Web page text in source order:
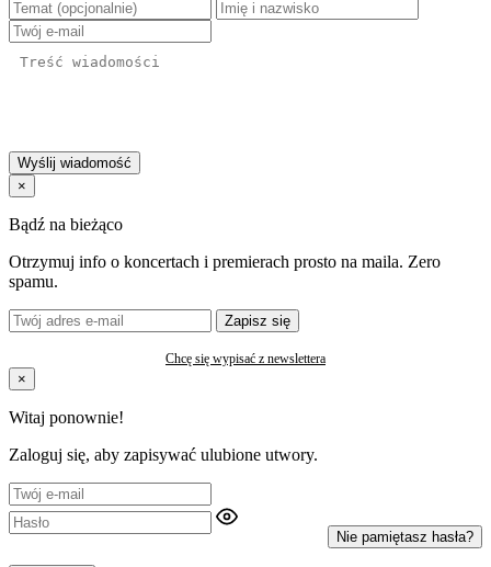
Wyślij wiadomość
×
Bądź na bieżąco
Otrzymuj info o koncertach i premierach prosto na maila. Zero
spamu.
Zapisz się
Chcę się wypisać z newslettera
×
Witaj ponownie!
Zaloguj się, aby zapisywać ulubione utwory.
Nie pamiętasz hasła?